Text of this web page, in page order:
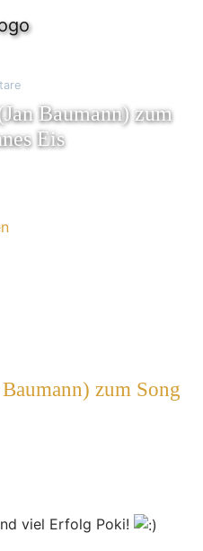
Baumann) zum
Eis
zum Song
viel Erfolg Poki!